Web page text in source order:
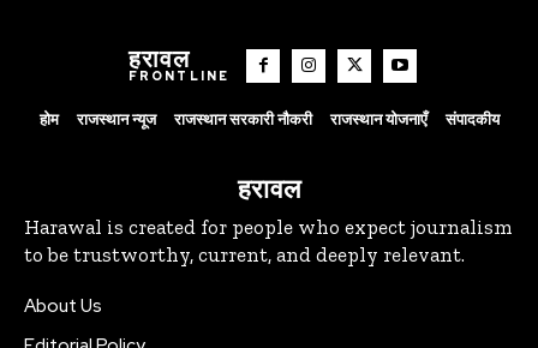
हरावल
FRONTLINE
होम राजस्थान न्यूज राजस्थान सरकारी नौकरी राजस्थान योजनाएँ संपादकीय
हरावल
Harawal is created for people who expect journalism
to be trustworthy, current, and deeply relevant.
About Us